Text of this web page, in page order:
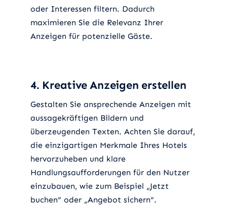
oder Interessen filtern. Dadurch
maximieren Sie die Relevanz Ihrer
Anzeigen für potenzielle Gäste.
4. Kreative Anzeigen erstellen
Gestalten Sie ansprechende Anzeigen mit
aussagekräftigen Bildern und
überzeugenden Texten. Achten Sie darauf,
die einzigartigen Merkmale Ihres Hotels
hervorzuheben und klare
Handlungsaufforderungen für den Nutzer
einzubauen, wie zum Beispiel „Jetzt
buchen“ oder „Angebot sichern“.